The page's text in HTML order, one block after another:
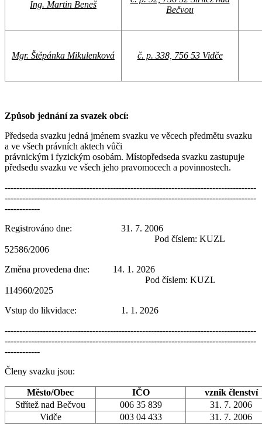
Ing. Martin Beneš
Bečvou
Mgr. Štěpánka Mikulenková č. p. 338, 756 53 Vidče
Způsob jednání za svazek obcí:
Předseda svazku jedná jménem svazku ve věcech předmětu svazku
a ve všech právních aktech vůči
právnickým i fyzickým osobám. Místopředseda svazku zastupuje
předsedu svazku ve všech jeho pravomocech a povinnostech.
--------------------------------------------------------------------------------------
--------------------------------------------------------------------------------------
------------
Registrováno dne: 31. 7. 2006
Pod číslem: KUZL
52586/2006
Změna provedena dne: 14. 1. 2026
Pod číslem: KUZL
114960/2025
Vstup do likvidace: 1. 1. 2026
--------------------------------------------------------------------------------------
--------------------------------------------------------------------------------------
------------
Členy svazku jsou:
Město/Obec IČO
vznik členství
Střítež nad Bečvou
006 35 839
31. 7. 2006
Vidče
003 04 433 31. 7. 2006